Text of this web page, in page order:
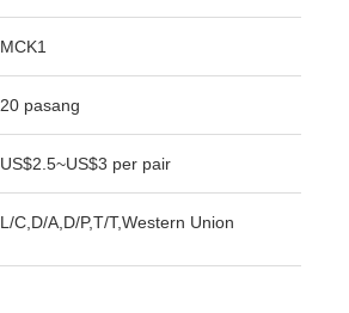
MCK1
20 pasang
US$2.5~US$3 per pair
L/C,D/A,D/P,T/T,Western Union